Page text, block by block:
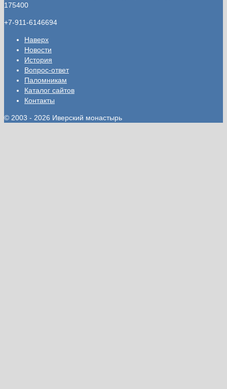
175400
+7-911-6146694
Наверх
Новости
История
Вопрос-ответ
Паломникам
Каталог сайтов
Контакты
© 2003 - 2026 Иверский монастырь